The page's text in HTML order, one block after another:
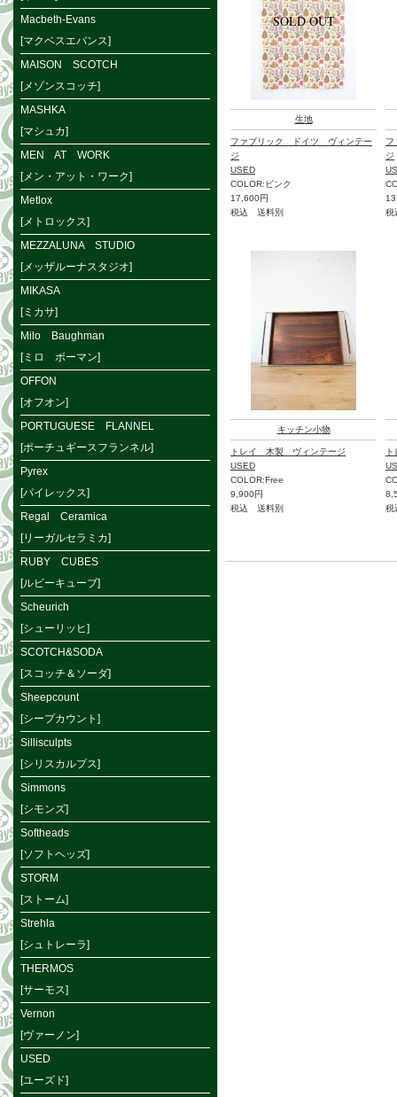
生地
ファブリック ドイツ ヴィンテー
ジ
USED
COLOR:ピンク
17,600円
税込 送料別
ジ
税
キッチン小物
トレイ 木製 ヴィンテージ
USED
COLOR:Free
9,900円
税込 送料別
税
Macbeth-Evans
[マクベスエバンス]
MAISON SCOTCH
[メゾンスコッチ]
MASHKA
[マシュカ]
MEN AT WORK
[メン・アット・ワーク]
Metlox
[メトロックス]
MEZZALUNA STUDIO
[メッザルーナスタジオ]
MIKASA
[ミカサ]
Milo Baughman
[ミロ ボーマン]
OFFON
[オフオン]
PORTUGUESE FLANNEL
[ポーチュギースフランネル]
Pyrex
[パイレックス]
Regal Ceramica
[リーガルセラミカ]
RUBY CUBES
[ルビーキューブ]
Scheurich
[シューリッヒ]
SCOTCH&SODA
[スコッチ＆ソーダ]
Sheepcount
[シープカウント]
Sillisculpts
[シリスカルプス]
Simmons
[シモンズ]
Softheads
[ソフトヘッズ]
STORM
[ストーム]
Strehla
[シュトレーラ]
THERMOS
[サーモス]
Vernon
[ヴァーノン]
USED
[ユーズド]